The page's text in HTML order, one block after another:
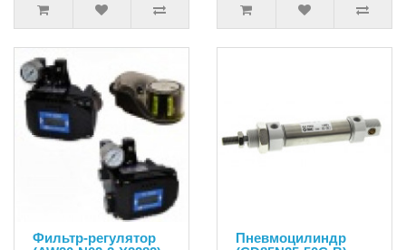
Фильтр-регулятор
Пневмоцилиндр